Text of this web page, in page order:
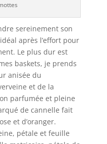
sereinement son
après l’effort pour
Le plus dur est
baskets, je prends
anisée du
et de la
parfumée et pleine
de cannelle fait
et d’oranger.
pétale et feuille